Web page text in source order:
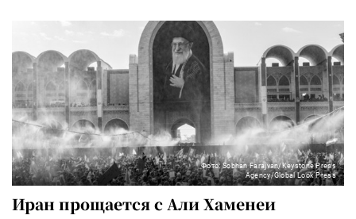
Фото: Sobhan Farajvan/Keystone Press
Agency/Global Look Press
Иран прощается с Али Хаменеи